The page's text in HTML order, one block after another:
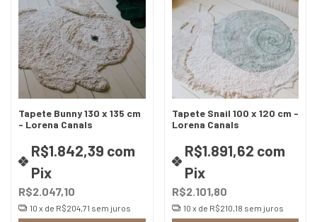
Tapete Bunny 130 x 135 cm
- Lorena Canals
R$2.047,10
R$1.842,39 com
Pix
10 x de R$204,71 sem juros
Tapete Snail 100 x 120 cm -
Lorena Canals
R$2.101,80
R$1.891,62 com
Pix
10 x de R$210,18 sem juros